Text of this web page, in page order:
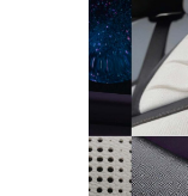
Future